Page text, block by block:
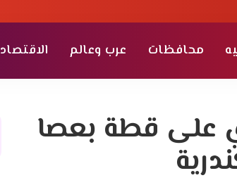
محافظات عرب وعالم الاقتصاد
على قطة بعصا